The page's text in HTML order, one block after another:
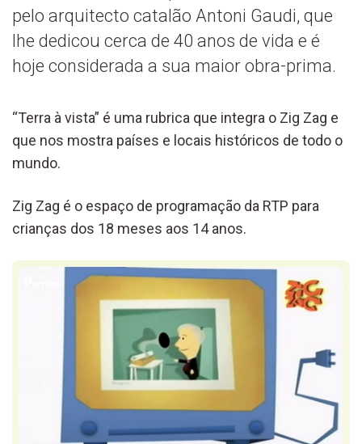
pelo arquitecto catalão Antoni Gaudi, que
lhe dedicou cerca de 40 anos de vida e é
hoje considerada a sua maior obra-prima.
“Terra à vista” é uma rubrica que integra o Zig Zag e
que nos mostra países e locais históricos de todo o
mundo.
Zig Zag é o espaço de programação da RTP para
crianças dos 18 meses aos 14 anos.